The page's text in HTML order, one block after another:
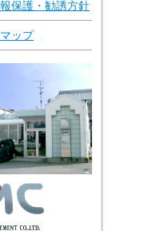
保護・勧誘方針
ップ